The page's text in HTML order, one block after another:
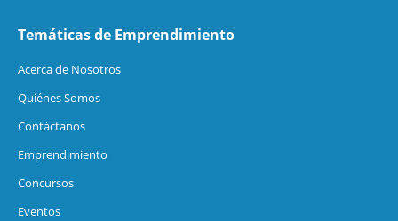
Temáticas de Emprendimiento
Acerca de Nosotros
Quiénes Somos
Contáctanos
Emprendimiento
Concursos
Eventos